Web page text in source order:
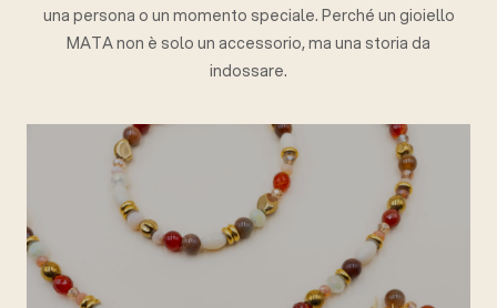
una persona o un momento speciale. Perché un gioiello
MATA non è solo un accessorio, ma una storia da
indossare.